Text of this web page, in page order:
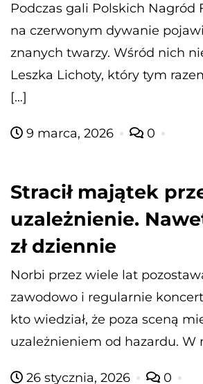
Podczas gali Polskich Nagród
na czerwonym dywanie
znanych twarzy. Wśród nich
Leszka Lichoty, który tym
[…]
9 marca, 2026 0
Stracił majątek
uzależnienie.
zł dziennie
Norbi przez wiele lat
zawodowo i regularnie
kto wiedział, że poza sceną
uzależnieniem od hazardu. W
26 stycznia, 2026 0